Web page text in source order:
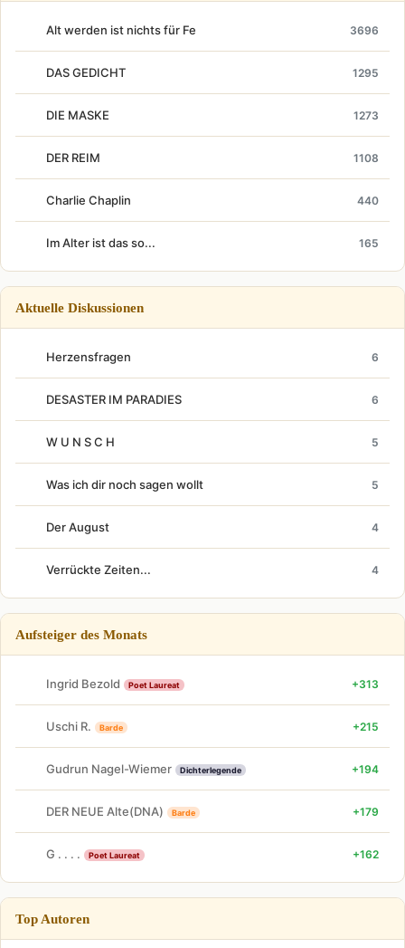
Alt werden ist nichts für Fe 3696
DAS GEDICHT 1295
DIE MASKE 1273
DER REIM 1108
Charlie Chaplin 440
Im Alter ist das so... 165
Aktuelle Diskussionen
Herzensfragen 6
DESASTER IM PARADIES 6
W U N S C H 5
Was ich dir noch sagen wollt 5
Der August 4
Verrückte Zeiten... 4
Aufsteiger des Monats
Ingrid Bezold Poet Laureat +313
Uschi R. Barde +215
Gudrun Nagel-Wiemer Dichterlegende +194
DER NEUE Alte(DNA) Barde +179
G . . . . Poet Laureat +162
Top Autoren